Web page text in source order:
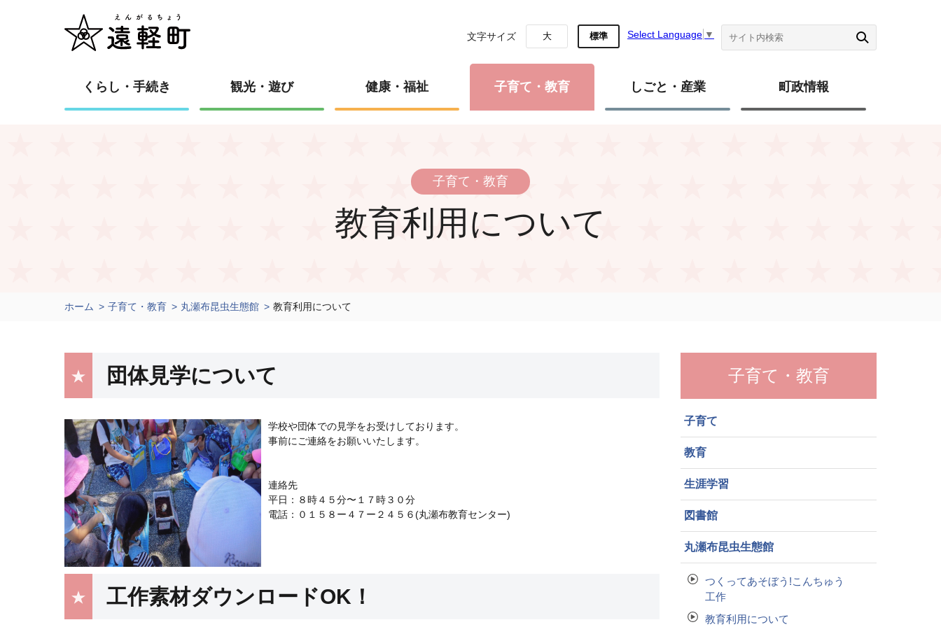
文字サイズ 大 標準 Select Language ▼
くらし・手続き 観光・遊び 健康・福祉 子育て・教育 しごと・産業 町政情報
子育て・教育
教育利用について
ホーム 子育て・教育 丸瀬布昆虫生態館 教育利用について
団体見学について
学校や団体での見学をお受けしております。
事前にご連絡をお願いいたします。
連絡先
平日：８時４５分〜１７時３０分
電話：０１５８ー４７ー２４５６(丸瀬布教育センター)
工作素材ダウンロードOK！
子育て・教育
子育て
教育
生涯学習
図書館
丸瀬布昆虫生態館
つくってあそぼう!こんちゅう
工作
教育利用について